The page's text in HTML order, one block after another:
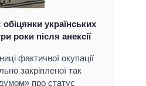
українських
роки після анексії
фактичної окупації
закріпленої так
про статус